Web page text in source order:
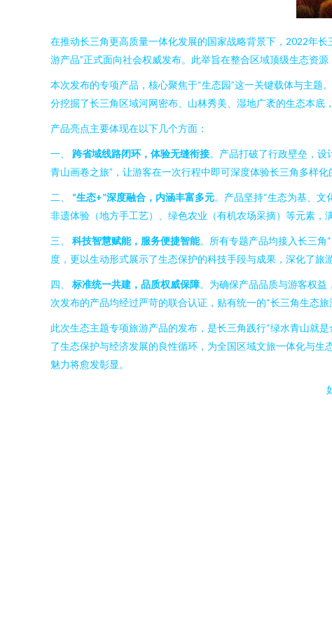
在推动长三角更高质量一体化发展的国家战略背景下，2022年
游产品”正式面向社会权威发布。此举旨在整合区域顶级生态资
本次发布的专项产品，核心聚焦于“生态园”这一关键载体与主
分挖掘了长三角区域河网密布、山林秀美、湿地广袤的生态本底
产品亮点主要体现在以下几个方面：
一、 跨省域线路闭环，体验无缝衔接。产品打破了行政壁垒，
青山画卷之旅”，让游客在一次行程中即可深度体验长三角多样
二、 “生态+”深度融合，内涵丰富多元。产品坚持“生态为基、文
非遗体验（地方手工艺）、绿色农业（有机农场采摘）等元素，
三、 科技智慧赋能，服务便捷智能。所有专题产品均接入长三角
度，更以生动形式展示了生态保护的科技手段与成果，深化了旅
四、 标准统一共建，品质权威保障。为确保产品品质与游客权
次发布的产品均经过严苛的联合认证，贴有统一的“长三角生态
此次生态主题专项旅游产品的发布，是长三角践行“绿水青山就
了生态保护与经济发展的良性循环，为全国区域文旅一体化与
魅力将愈发彰显。